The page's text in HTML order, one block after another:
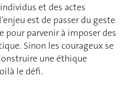
et des actes
est de passer du geste
pour parvenir à imposer des
Sinon les courageux se
une éthique
le défi.